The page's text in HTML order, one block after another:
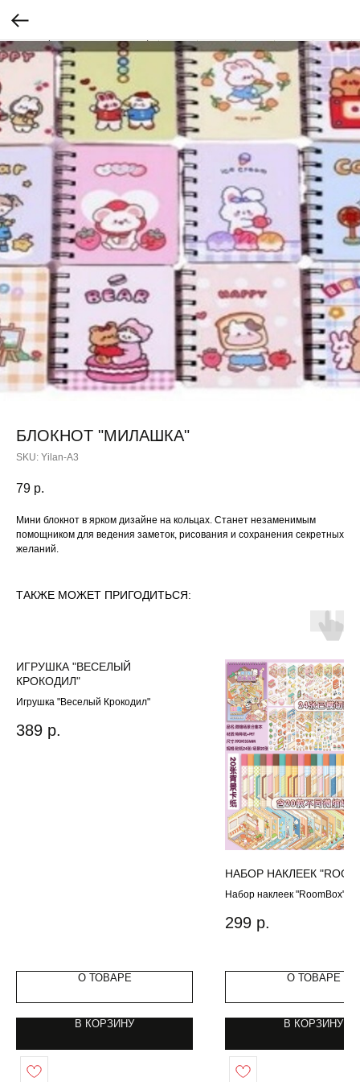
БЛОКНОТ "МИЛАШКА"
SKU: Yilan-A3
79 р.
Мини блокнот в ярком дизайне на кольцах. Станет незаменимым
помощником для ведения заметок, рисования и сохранения секретных
желаний.
ТАКЖЕ МОЖЕТ ПРИГОДИТЬСЯ:
ИГРУШКА "ВЕСЕЛЫЙ
КРОКОДИЛ"
Игрушка "Веселый Крокодил"
389 р.
О ТОВАРЕ
В КОРЗИНУ
НАБОР НАКЛЕЕК
Набор наклеек "RoomBox"
299 р.
О ТОВАРЕ
В КОРЗИНУ